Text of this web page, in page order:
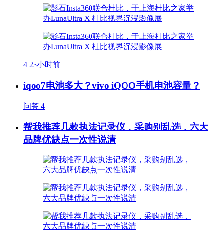
4 23小时前
iqoo7电池多大？vivo iQOO手机电池容量？
问答 4
帮我推荐几款执法记录仪，采购别乱选，六大
品牌优缺点一次性说清